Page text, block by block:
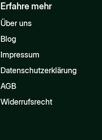
Erfahre mehr
Über uns
Blog
Impressum
Datenschutzerklärung
AGB
Widerrufsrecht